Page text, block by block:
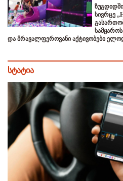
სივრცე
და მრავალფეროვანი აქტივობები
სტატია